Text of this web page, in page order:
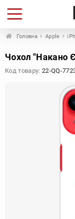
Головна Apple
Чохол "Накано
Код товару: 22-QQ-